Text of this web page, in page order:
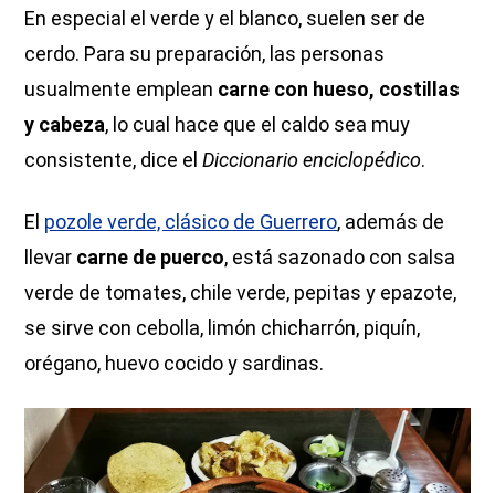
En especial el verde y el blanco, suelen ser de
cerdo. Para su preparación, las personas
usualmente emplean carne con hueso, costillas
y cabeza, lo cual hace que el caldo sea muy
consistente, dice el Diccionario enciclopédico.
El pozole verde, clásico de Guerrero, además de
llevar carne de puerco, está sazonado con salsa
verde de tomates, chile verde, pepitas y epazote,
se sirve con cebolla, limón chicharrón, piquín,
orégano, huevo cocido y sardinas.